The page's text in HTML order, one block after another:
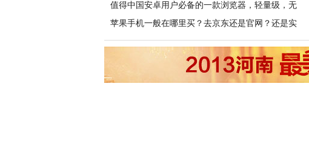
值得中国安卓用户必备的一款浏览器，轻量级，无
苹果手机一般在哪里买？去京东还是官网？还是实